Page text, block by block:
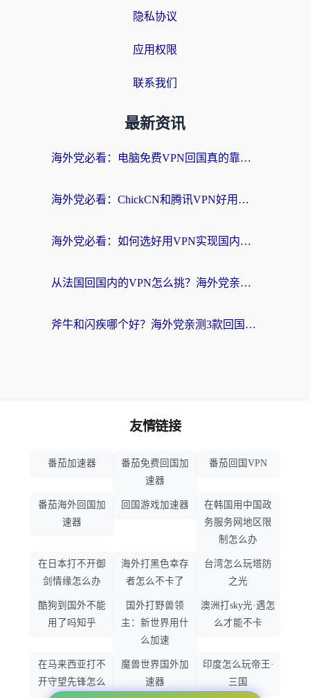
隐私协议
应用权限
联系我们
最新资讯
海外党必看：电脑免费VPN回国真的靠谱吗？附实测对比与最优方案指南
海外党必看：ChickCN和腾讯VPN好用吗？3招选对回国加速器，告别地区限制
海外党必看：如何选好用VPN实现国内资源无缝访问？从越南到全球都适用
从法国回国内的VPN怎么挑？海外党亲测：稳定、多端、安全才是关键
斧牛和闪疾哪个好？海外党亲测3款回国加速器，教你选到不踩坑的那一款
友情链接
番茄加速器
番茄免费回国加
速器
番茄回国VPN
番茄海外回国加
速器
回国游戏加速器
在韩国用中国政
务服务网地区限
制怎么办
在日本打不开御
剑情缘怎么办
海外打黑色幸存
者怎么不卡了
台湾怎么玩塔防
之光
酷狗到国外不能
用了吗知乎
国外打野兽领
主：新世界用什
么加速
澳洲打sky光·遇怎
么才能不卡
在马来西亚打不
开守望先锋怎么
魔兽世界国外加
速器
印度怎么玩帝王·
三国